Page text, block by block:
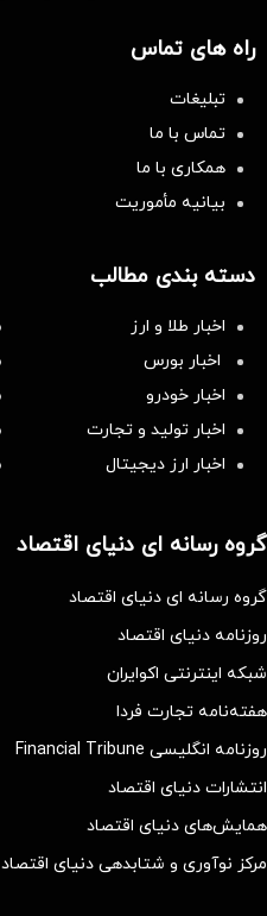
راه های تماس
تبلیغات
تماس با ما
همکاری با ما
بیانیه مأموریت
دسته بندی مطالب
اخبار طلا و ارز
اخبار بورس
اخبار خودرو
اخبار تولید و تجارت
اخبار ارز دیجیتال
گروه رسانه ای دنیای اقتصاد
گروه رسانه ای دنیای اقتصاد
روزنامه دنیای اقتصاد
شبکه اینترنتی اکوایران
هفته‌نامه تجارت فردا
روزنامه انگلیسی Financial Tribune
انتشارات دنیای اقتصاد
همایش‌های دنیای اقتصاد
مرکز نوآوری و شتابدهی دنیای اقتصاد